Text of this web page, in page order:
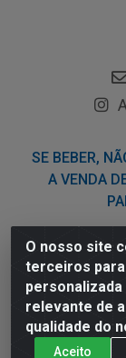
O nosso site
terceiros
relevante de
qualidade do
Aceito
SE BEBER,
A VENDA
Nordil
Sesi -